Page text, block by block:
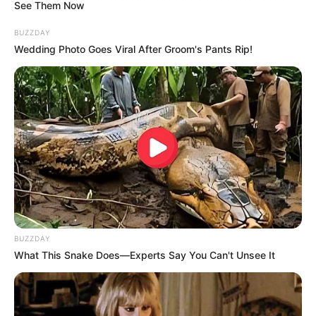
In der Welt der kulinarischen und heilenden
Köstlichkeiten gibt es nur wenige Dinge, die so
See Them Now
BUZZDAY
Wedding Photo Goes Viral After Groom's Pants Rip!
BUZZDAY
What This Snake Does—Experts Say You Can't Unsee It